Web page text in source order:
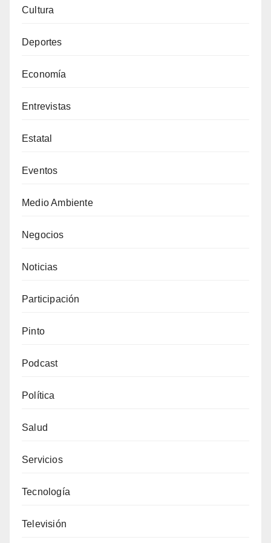
Cultura
Deportes
Economía
Entrevistas
Estatal
Eventos
Medio Ambiente
Negocios
Noticias
Participación
Pinto
Podcast
Política
Salud
Servicios
Tecnología
Televisión